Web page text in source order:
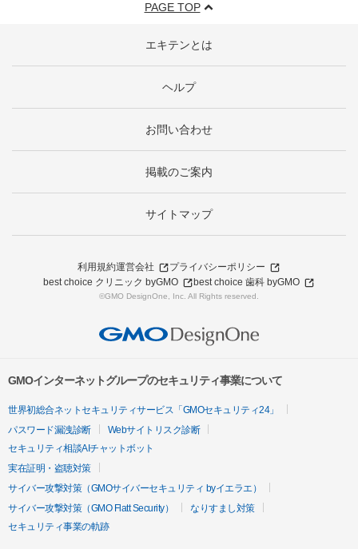
PAGE TOP
エキテンとは
ヘルプ
お問い合わせ
掲載のご案内
サイトマップ
利用規約運営会社
プライバシーポリシー
best choice クリニック byGMO
best choice 歯科 byGMO
©GMO DesignOne, Inc. All Rights reserved.
GMOインターネットグループのセキュリティ事業について
世界初総合ネットセキュリティサービス「GMOセキュリティ24」
パスワード漏洩診断
Webサイトリスク診断
セキュリティ相談AIチャットボット
実在証明・盗聴対策
サイバー攻撃対策（GMOサイバーセキュリティ byイエラエ）
サイバー攻撃対策（GMO Flatt Security）
なりすまし対策
セキュリティ事業の軌跡